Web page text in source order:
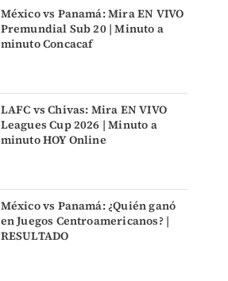
México vs Panamá: Mira EN VIVO
Premundial Sub 20 | Minuto a
minuto Concacaf
LAFC vs Chivas: Mira EN VIVO
Leagues Cup 2026 | Minuto a
minuto HOY Online
México vs Panamá: ¿Quién ganó
en Juegos Centroamericanos? |
RESULTADO